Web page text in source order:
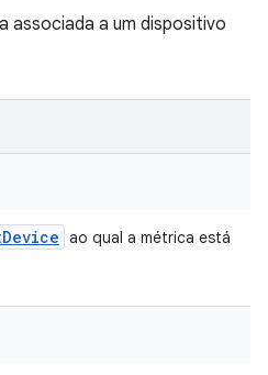
associada a um dispositivo
Device ao qual a métrica está